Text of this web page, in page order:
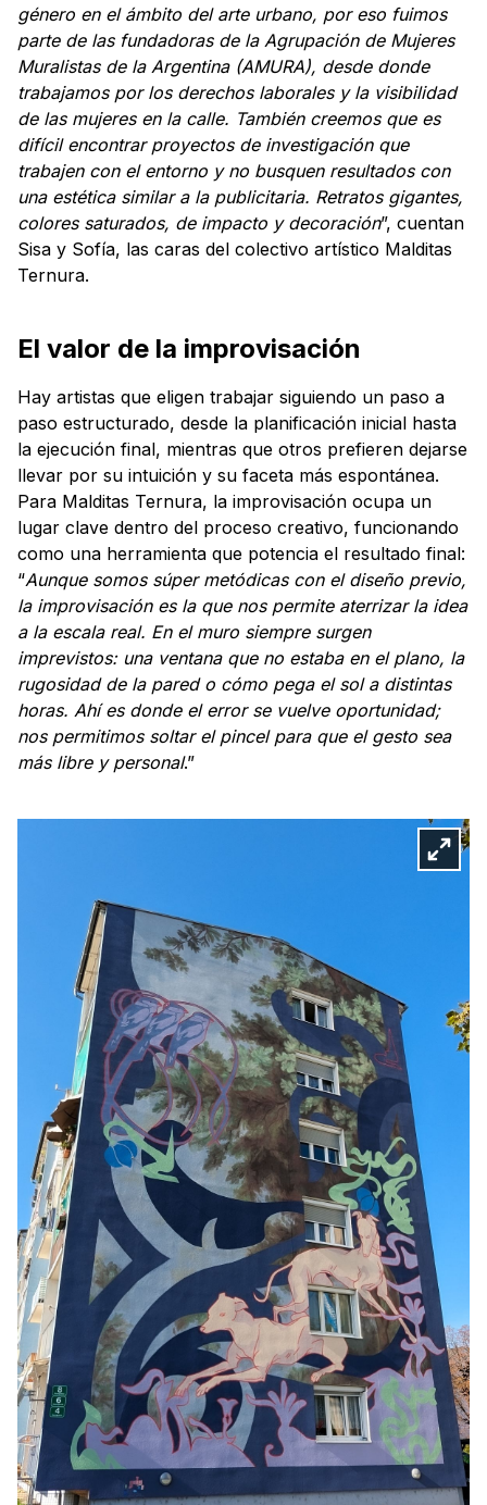
género en el ámbito del arte urbano, por eso fuimos
parte de las fundadoras de la Agrupación de Mujeres
Muralistas de la Argentina (AMURA), desde donde
trabajamos por los derechos laborales y la visibilidad
de las mujeres en la calle. También creemos que es
difícil encontrar proyectos de investigación que
trabajen con el entorno y no busquen resultados con
una estética similar a la publicitaria. Retratos gigantes,
colores saturados, de impacto y decoración”, cuentan
Sisa y Sofía, las caras del colectivo artístico Malditas
Ternura.
El valor de la improvisación
Hay artistas que eligen trabajar siguiendo un paso a
paso estructurado, desde la planificación inicial hasta
la ejecución final, mientras que otros prefieren dejarse
llevar por su intuición y su faceta más espontánea.
Para Malditas Ternura, la improvisación ocupa un
lugar clave dentro del proceso creativo, funcionando
como una herramienta que potencia el resultado final:
“Aunque somos súper metódicas con el diseño previo,
la improvisación es la que nos permite aterrizar la idea
a la escala real. En el muro siempre surgen
imprevistos: una ventana que no estaba en el plano, la
rugosidad de la pared o cómo pega el sol a distintas
horas. Ahí es donde el error se vuelve oportunidad;
nos permitimos soltar el pincel para que el gesto sea
más libre y personal.”